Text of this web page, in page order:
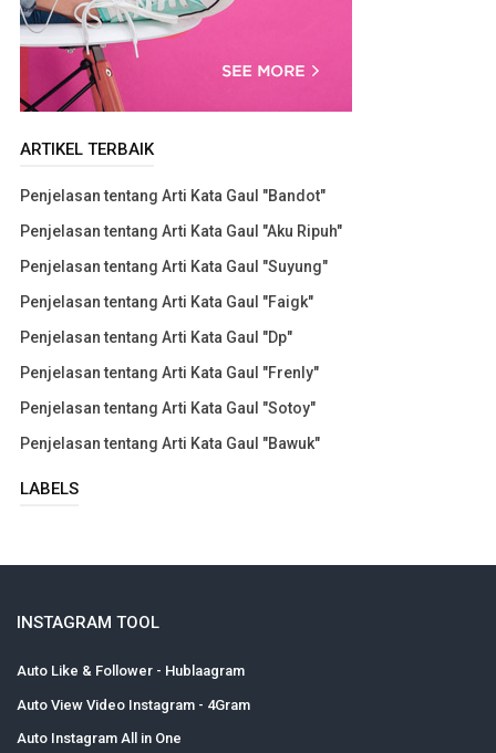
ARTIKEL TERBAIK
Penjelasan tentang Arti Kata Gaul "Bandot"
Penjelasan tentang Arti Kata Gaul "Aku Ripuh"
Penjelasan tentang Arti Kata Gaul "Suyung"
Penjelasan tentang Arti Kata Gaul "Faigk"
Penjelasan tentang Arti Kata Gaul "Dp"
Penjelasan tentang Arti Kata Gaul "Frenly"
Penjelasan tentang Arti Kata Gaul "Sotoy"
Penjelasan tentang Arti Kata Gaul "Bawuk"
LABELS
INSTAGRAM TOOL
Auto Like & Follower - Hublaagram
Auto View Video Instagram - 4Gram
Auto Instagram All in One